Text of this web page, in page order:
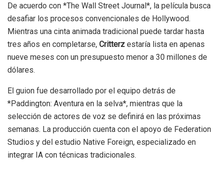
De acuerdo con *The Wall Street Journal*, la película busca
desafiar los procesos convencionales de Hollywood.
Mientras una cinta animada tradicional puede tardar hasta
tres años en completarse, Critterz estaría lista en apenas
nueve meses con un presupuesto menor a 30 millones de
dólares.
El guion fue desarrollado por el equipo detrás de
*Paddington: Aventura en la selva*, mientras que la
selección de actores de voz se definirá en las próximas
semanas. La producción cuenta con el apoyo de Federation
Studios y del estudio Native Foreign, especializado en
integrar IA con técnicas tradicionales.